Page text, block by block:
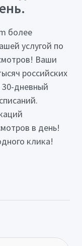
более
услугой по
Ваши
российских
дневный
в день!
клика!